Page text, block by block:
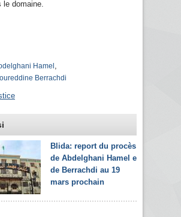
le domaine.
Hamel
Berrachdi
Blida: report du procès
de Abdelghani Hamel et
de Berrachdi au 19
mars prochain